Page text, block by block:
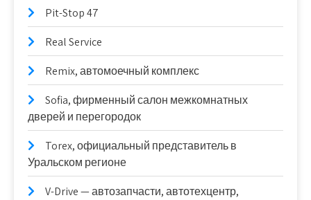
Pit-Stop 47
Real Service
Remix, автомоечный комплекс
Sofia, фирменный салон межкомнатных
дверей и перегородок
Torex, официальный представитель в
Уральском регионе
V-Drive — автозапчасти, автотехцентр,